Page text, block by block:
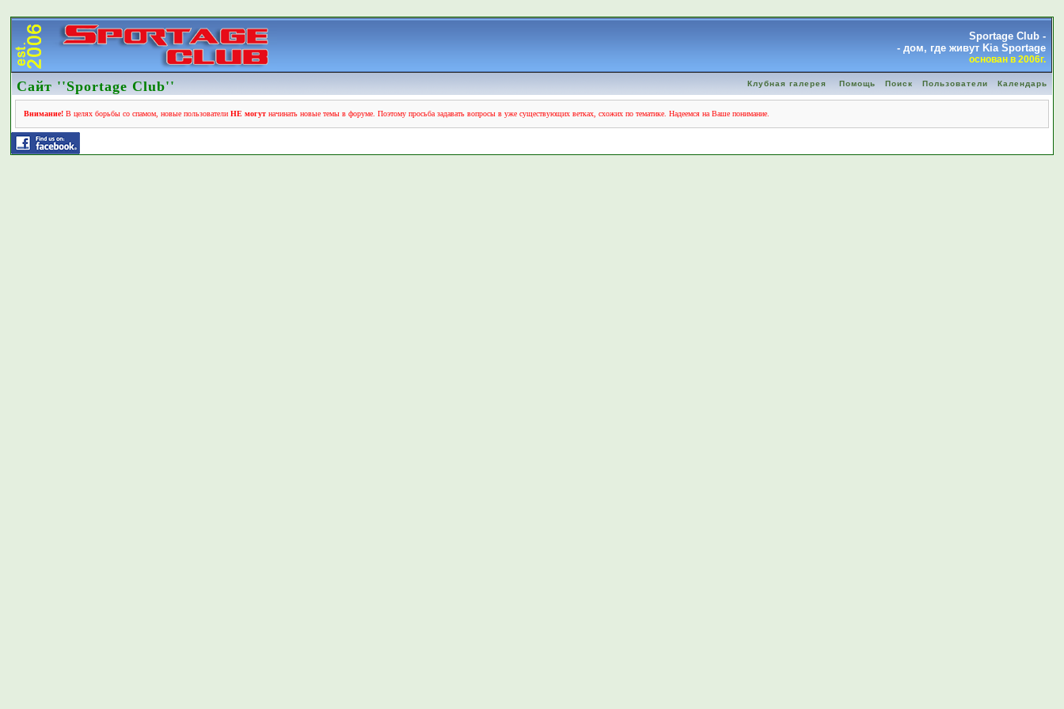
Sportage Club -
- дом, где живут Kia Sportage
основан в 2006г.
Сайт ''Sportage Club'' Клубная галерея Помощь Поиск Пользователи Календарь
Внимание! В целях борьбы со спамом, новые пользователиНЕ могут начинать новые темы в форуме. Поэтому просьба задавать вопросы в уже существующих ветках, схожих по тематике. Надеемся на Ваше понимание.